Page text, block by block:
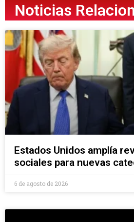
Noticias
Estados Unidos amplía
sociales para nuevas
6 de agosto de 2026